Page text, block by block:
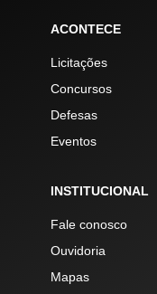
ACONTECE
Licitações
Concursos
Defesas
Eventos
INSTITUCIONAL
Fale conosco
Ouvidoria
Mapas